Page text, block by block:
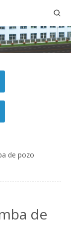
de pozo
de